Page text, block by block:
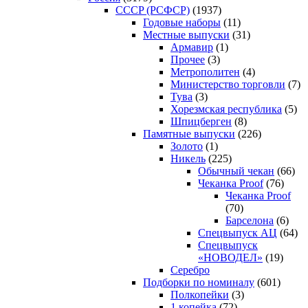
CCCP (РСФСР) (1937)
Годовые наборы (11)
Местные выпуски (31)
Армавир (1)
Прочее (3)
Метрополитен (4)
Министерство торговли (7)
Тува (3)
Хорезмская республика (5)
Шпицберген (8)
Памятные выпуски (226)
Золото (1)
Никель (225)
Обычный чекан (66)
Чеканка Proof(76)
Чеканка Proof
(70)
Барселона (6)
Спецвыпуск АЦ (64)
Спецвыпуск
«НОВОДЕЛ» (19)
Серебро
Подборки по номиналу (601)
Полкопейки (3)